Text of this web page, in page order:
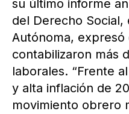
su último informe
del Derecho Social,
Autónoma, expresó
contabilizaron más
laborales. “Frente
y alta inflación de
movimiento obrero